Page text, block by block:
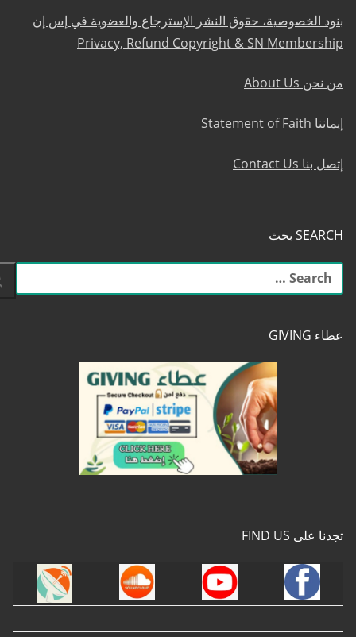
بنود الخصوصية، حقوق النشر الإسترجاع والعضوية في إس إن
Privacy, Refund Copyright & SN Membership
من نحن About Us
إيماننا Statement of Faith
إتصل بنا Contact Us
SEARCH بحث
البحث
عن:
عطاء GIVING
تجدنا على FIND US